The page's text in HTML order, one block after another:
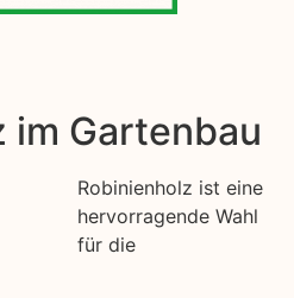
im Gartenbau
Robinienholz ist eine
hervorragende Wahl
für die